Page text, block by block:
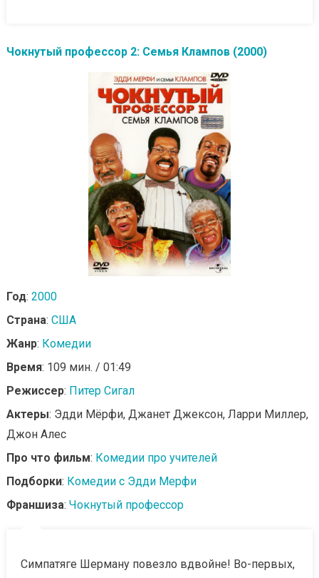
Чокнутый профессор 2: Семья Клампов (2000)
Год: 2000
Страна: США
Жанр: Комедии
Время: 109 мин. / 01:49
Режиссер: Питер Сигал
Актеры: Эдди Мёрфи, Джанет Джексон, Ларри Миллер,
Джон Алес
Про что фильм: Комедии про учителей
Подборки: Комедии с Эдди Мерфи
Франшиза: Чокнутый профессор
Симпатяге Шерману повезло вдвойне! Во-первых,